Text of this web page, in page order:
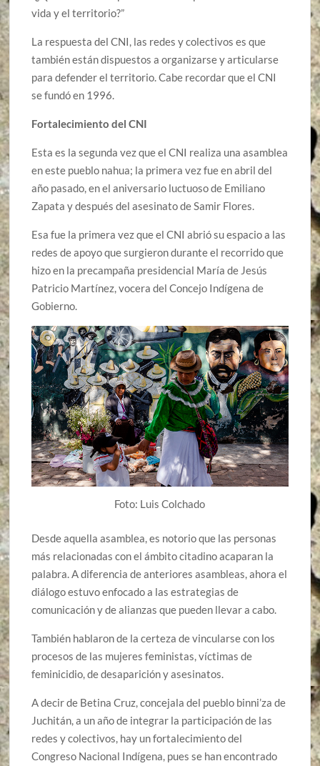
vida y el territorio?”
La respuesta del CNI, las redes y colectivos es que
también están dispuestos a organizarse y articularse
para defender el territorio. Cabe recordar que el CNI
se fundó en 1996.
Fortalecimiento del CNI
Esta es la segunda vez que el CNI realiza una asamblea
en este pueblo nahua; la primera vez fue en abril del
año pasado, en el aniversario luctuoso de Emiliano
Zapata y después del asesinato de Samir Flores.
Esa fue la primera vez que el CNI abrió su espacio a las
redes de apoyo que surgieron durante el recorrido que
hizo en la precampaña presidencial María de Jesús
Patricio Martínez, vocera del Concejo Indígena de
Gobierno.
Foto: Luis Colchado
Desde aquella asamblea, es notorio que las personas
más relacionadas con el ámbito citadino acaparan la
palabra. A diferencia de anteriores asambleas, ahora el
diálogo estuvo enfocado a las estrategias de
comunicación y de alianzas que pueden llevar a cabo.
También hablaron de la certeza de vincularse con los
procesos de las mujeres feministas, víctimas de
feminicidio, de desaparición y asesinatos.
A decir de Betina Cruz, concejala del pueblo binni’za de
Juchitán, a un año de integrar la participación de las
redes y colectivos, hay un fortalecimiento del
Congreso Nacional Indígena, pues se han encontrado